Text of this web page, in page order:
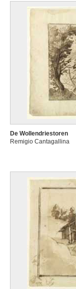
De Wollendriestoren
Remigio Cantagallina